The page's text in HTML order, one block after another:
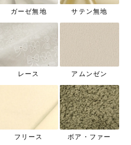
ガーゼ無地 サテン無地
レース アムンゼン
フリース ボア・ファー